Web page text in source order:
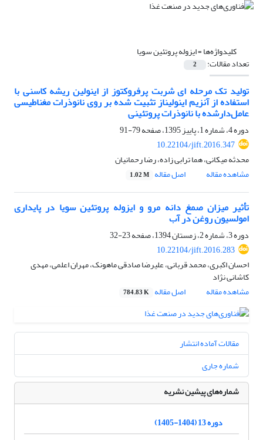
کلیدواژه‌ها =ایزوله پروتئین سویا
تعداد مقالات: 2
تولید تک مرحله ای شربت پرفروکتوز از اینولین ریشه کاسنی با
استفاده از آنزیم اینولیناز تثبیت شده بر روی نانوذرات مغناطیسی
عامل‌دارشده با نانوذرات پروتئینی
دوره 4، شماره 1، پاییز 1395، صفحه
79-91
10.22104/jift.2016.347
محدثه میکانی، هما ترابی زاده، رضا رحمانیان
مشاهده مقاله
اصل مقاله 1.02 M
تأثیر میزان صمغ دانه مرو و ایزوله پروتئین سویا در پایداری
امولسیون روغن در آب
دوره 3، شماره 2، زمستان 1394، صفحه
23-32
10.22104/jift.2016.283
احسان اکبری، محمد قربانی، علیرضا صادقی ماهونک، مهران اعلمی، مهدی
کاشانی نژاد
مشاهده مقاله
اصل مقاله 784.83 K
مقالات آماده انتشار
شماره جاری
شماره‌های پیشین نشریه
دوره 13 (1404-1405)